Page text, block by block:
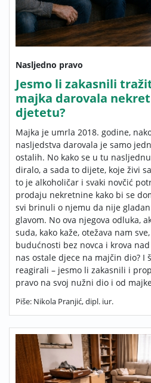
Nasljedno pravo
Jesmo li zakasnili
majka darovala
djetetu?
Majka je umrla 2018. godine,
nasljedstva darovala je samo
ostalih. No kako se u tu
diralo, a sada to dijete, koje živi
to je alkoholičar i svaki novčić
prodaju nekretnine kako bi se
svi brinuli o njemu da nije
glavom. No ova njegova odluka,
suda, kako kaže, otežava nam
budućnosti bez novca i krova
nas ostale djece na majčin dio? I
reagirali – jesmo li zakasnili i
pravo na svoj nužni dio i od
Piše: Nikola Pranjić, dipl. iur.